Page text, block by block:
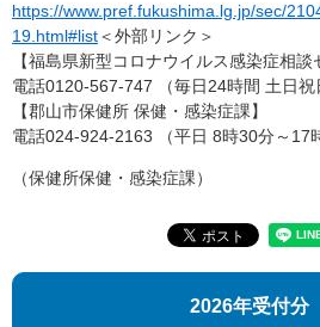
https://www.pref.fukushima.lg.jp/sec/
19.html#list＜外部リンク＞
【福島県新型コロナウイルス感染症相談
電話0120-567-747 （毎日24時間 土日祝
【郡山市保健所 保健・感染症課】
電話024-924-2163 （平日 8時30分～17
​（保健所保健・感染症課）
2026年受付分